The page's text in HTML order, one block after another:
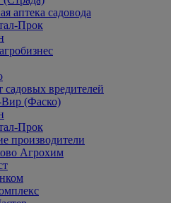
аптека садовода
Прок
садовых вредителей
(Фаско)
Прок
производители
Агрохим